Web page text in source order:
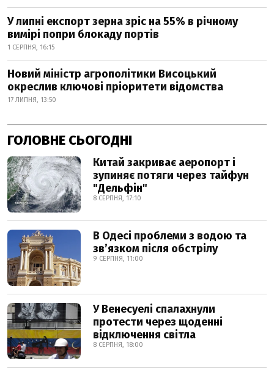
У липні експорт зерна зріс на 55% в річному
вимірі попри блокаду портів
1 СЕРПНЯ, 16:15
Новий міністр агрополітики Висоцький
окреслив ключові пріоритети відомства
17 ЛИПНЯ, 13:50
ГОЛОВНЕ СЬОГОДНІ
Китай закриває аеропорт і
зупиняє потяги через тайфун
"Дельфін"
8 СЕРПНЯ, 17:10
В Одесі проблеми з водою та
звʼязком після обстрілу
9 СЕРПНЯ, 11:00
У Венесуелі спалахнули
протести через щоденні
відключення світла
8 СЕРПНЯ, 18:00